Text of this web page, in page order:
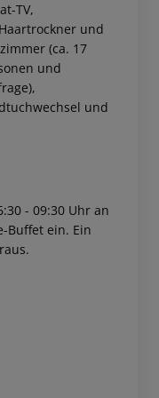
TV,
und
(ca. 17
und
und
- 09:30 Uhr an
Buffet ein. Ein